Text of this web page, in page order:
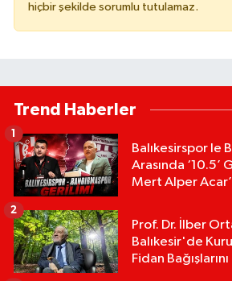
hiçbir şekilde sorumlu tutulamaz.
Trend Haberler
Balıkesirspor le
Arasında ‘10.5’
Mert Alper
1
Prof. Dr. İlber
Balıkesir'de
Fidan
2